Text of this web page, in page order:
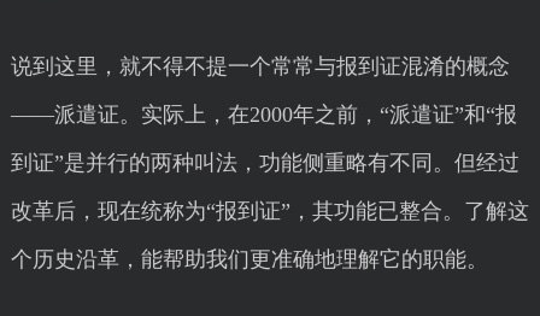
说到这里，就不得不提一个常常与报到证混淆的概念
——派遣证。实际上，在2000年之前，“派遣证”和“报
到证”是并行的两种叫法，功能侧重略有不同。但经过
改革后，现在统称为“报到证”，其功能已整合。了解这
个历史沿革，能帮助我们更准确地理解它的职能。